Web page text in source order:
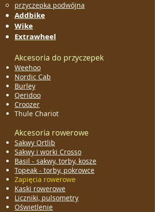
przyczepka podwójna
Addbike
Wike
Extrawheel
Akcesoria do przyczepek
Weehoo
Nordic Cab
Burley
Qeridoo
Croozer
Thule Chariot
Akcesoria rowerowe
Sakwy Ortlib
Sakwy i worki Crosso
Basil - sakwy, torby, kosze
Topeak - torby, pokrowce
Zapięcia rowerowe
Kaski rowerowe
Liczniki, pulsometry
Oświetlenie